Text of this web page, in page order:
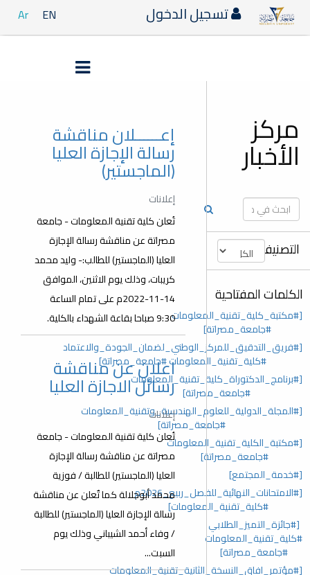
Ar EN تسجيل الدخول
مركز
الأخبار
التصنيفات
الكلمات المفتاحية
[#مكتبة_كلية_تقنية_المعلومات
#جامعة_مصراتة]
[#فريق_التدقيق_للمركز_الوطني_لضمان_الجودة_والاعتماد
#كلية_تقنية_المعلومات #جامعة_مصراتة]
[#برنامج_الدكتوراة_كلية_تقنية_المعلومات
#جامعة_مصراتة]
[#المجلة_الدولية_للعلوم_الهندسية_وتقنية_المعلومات
#جامعة_مصراتة]
[#مكتبة_الكلية_تقنية_المعلومات
#جامعة_مصراتة]
[#خدمة_المجتمع]
[#الامتحانات_النهائية_للفصل_ربيع_2026م
#كلية_تقنية_المعلومات]
[#جائزة_التميز_الطلابي
#كلية_تقنية_المعلومات
#جامعة_مصراتة]
[#مؤتمر_افاق_النسخة_الثانية_تقنية_المعلومات
إعــــــلان مناقشة
رسالة الإجازة العليا
(الماجستير)
إعلانات
تُعلن كلية تقنية المعلومات - جامعة
مصراتة عن مناقشة رسالة الإجازة
العليا (الماجستير) للطالب:- وليد محمد
كريبات، وذلك يوم الاثنين، الموافق
14-11-2022م على تمام الساعة
9:30 صباحا بقاعة الشهداء بالكلية.
اعلان عن مناقشة
رسائل الاجازة العليا
إعلانات
تُعلن كلية تقنية المعلومات - جامعة
مصراتة عن مناقشة رسالة الإجازة
العليا (الماجستير) للطالبة / فوزية
محمد أبوجلالة كما تٌعلن عن مناقشة
رسالة الإجازة العليا (الماجستير) للطالبة
/ وفاء أحمد الشيباني وذلك يوم
السبت...